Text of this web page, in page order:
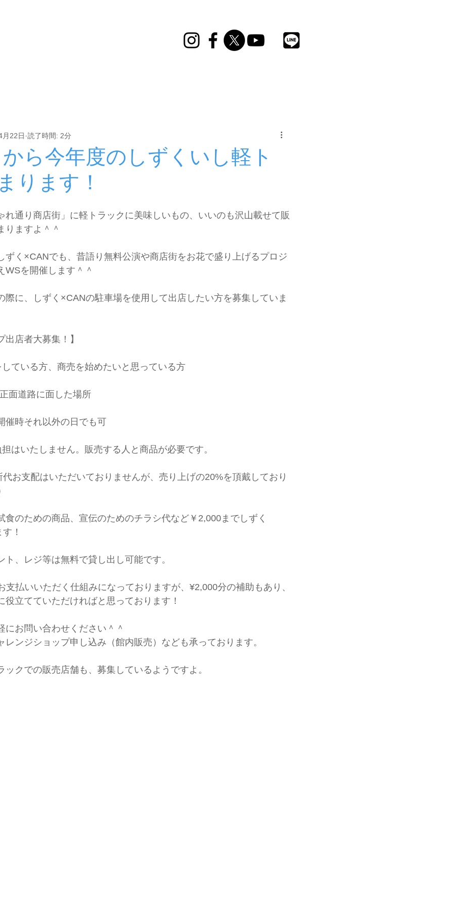
ら今年度のしずくいし軽ト
ります！
月22日 読了時間: 2分
れ通り商店街」に軽トラックに美味しいもの、いいのも沢山載せて販
りますよ＾＾
ずく×CANでも、昔語り無料公演や商店街をお花で盛り上げるプロジ
WSを開催します＾＾
際に、しずく×CANの駐車場を使用して出店したい方を募集していま
出店者大募集！】
ている方、商売を始めたいと思っている方
面道路に面した場所
催時それ以外の日でも可
はいたしません。販売する人と商品が必要です。
代お支配はいただいておりませんが、売り上げの20%を頂戴しており
のための商品、宣伝のためのチラシ代など￥2,000までしずく
！
ト、レジ等は無料で貸し出し可能です。
支払いいただく仕組みになっておりますが、¥2,000分の補助もあり、
役立てていただければと思っております！
にお問い合わせください＾＾
レンジショップ申し込み（館内販売）なども承っております。
ックでの販売店舗も、募集しているようですよ。